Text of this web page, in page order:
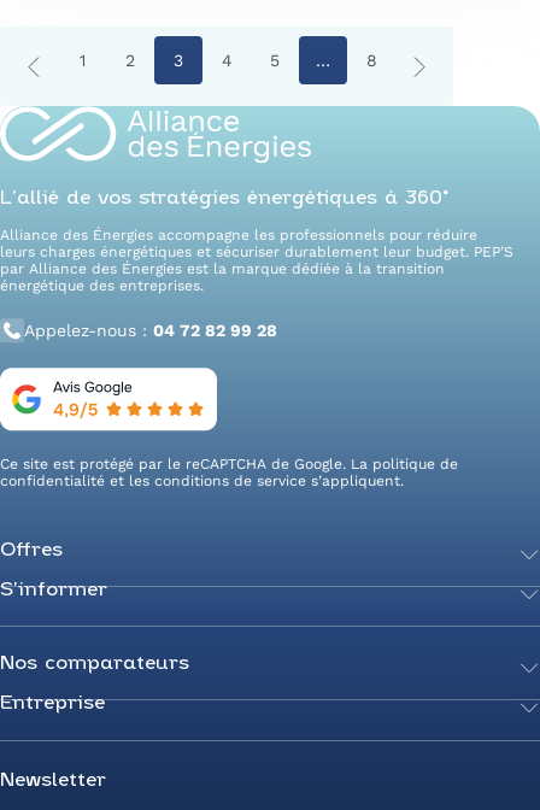
1 2 3 4 5 … 8
L’allié de vos stratégies énergétiques à 360°
Alliance des Énergies accompagne les professionnels pour réduire
leurs charges énergétiques et sécuriser durablement leur budget. PEP’S
par Alliance des Énergies est la marque dédiée à la transition
énergétique des entreprises.
Appelez-nous : 04 72 82 99 28
Ce site est protégé par le reCAPTCHA de Google. La politique de
confidentialité et les conditions de service s’appliquent.
Offres
Achetez votre énergie
Transition énergétique
Secteurs d’expertise
Optimisez vos taxes et compteurs
Mix énergie
Efficacité énergétique
S’informer
Actualités
Guides de l’énergie
Livres blancs
Nos comparateurs
Comparateur Électricité
Comparateur Gaz
Entreprise
Nous rejoindre
Devenez Partenaire
Newsletter